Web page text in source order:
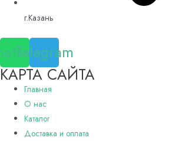
г.Казань
Telegram
КАРТА САЙТА
Главная
О нас
Каталог
Доставка и оплата